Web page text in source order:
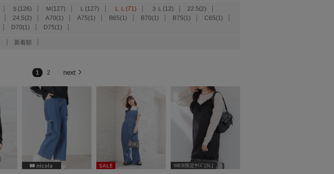
Ｓ(126) Ｍ(127) Ｌ(127) ＬＬ(71) ３Ｌ(12)
22.5(2)
24.5(2) A70(1) A75(1) B65(1) B70(1) B75(1)
C65(1)
D70(1) D75(1)
新着順
1
2
WEB限定ｻｲｽﾞ[3L]